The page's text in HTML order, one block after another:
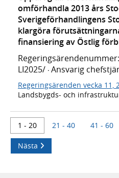
omförhandla 2013 års
Sverigeförhandlingens
klargöra
finansiering av Östlig
LI2025/ · Ansvarig
Regeringsärenden vecka 11,
Landsbygds- och
1 - 20 21 - 40 41 - 60
Nästa